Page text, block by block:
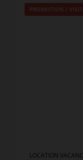
PROMOTION /
LOCATION